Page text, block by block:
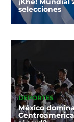
selecciones
DEPORTES
México